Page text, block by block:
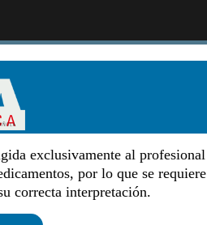
exclusivamente al profesional
por lo que se requiere
correcta interpretación.